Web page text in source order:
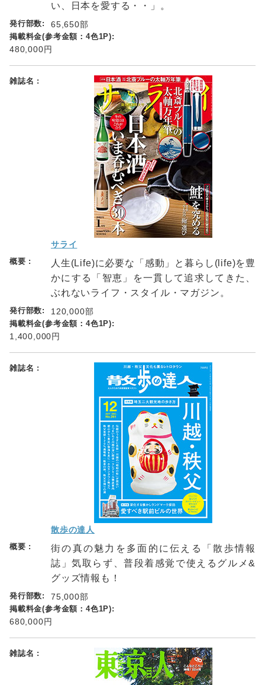
い、日本を愛する・・」。
65,650部
480,000円
サライ
人生(Life)に必要な「感動」と暮らし(life)を豊
かにする「智恵」を一貫して追求してきた、
ぶれないライフ・スタイル・マガジン。
120,000部
1,400,000円
散歩の達人
街の真の魅力を多面的に伝える「散歩情報
誌」気取らず、普段着感覚で使えるグルメ&
グッズ情報も！
75,000部
680,000円